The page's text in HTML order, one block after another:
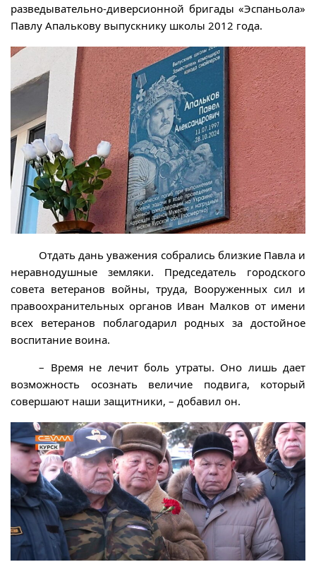
разведывательно-диверсионной бригады «Эспаньола»
Павлу Апалькову выпускнику школы 2012 года.
Отдать дань уважения собрались близкие Павла и
неравнодушные земляки. Председатель городского
совета ветеранов войны, труда, Вооруженных сил и
правоохранительных органов Иван Малков от имени
всех ветеранов поблагодарил родных за достойное
воспитание воина.
– Время не лечит боль утраты. Оно лишь дает
возможность осознать величие подвига, который
совершают наши защитники, – добавил он.